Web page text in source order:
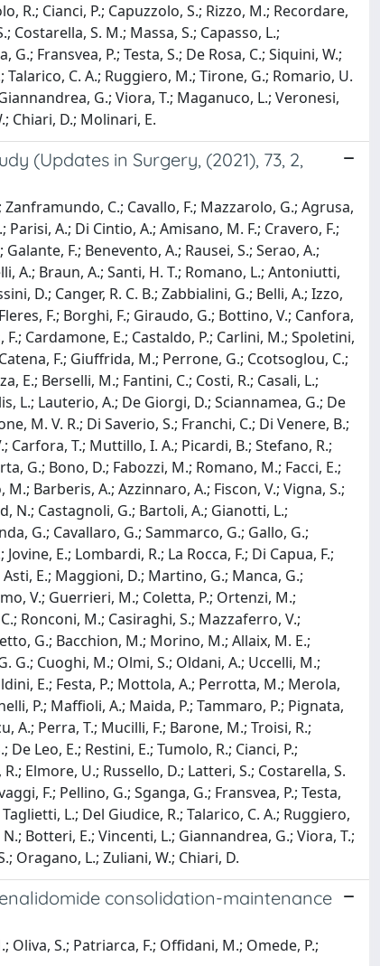
R.; Cianci, P.; Capuzzolo, S.; Rizzo, M.; Recordare,
Costarella, S. M.; Massa, S.; Capasso, L.;
Fransvea, P.; Testa, S.; De Rosa, C.; Siquini, W.;
Talarico, C. A.; Ruggiero, M.; Tirone, G.; Romario, U.
G.; Viora, T.; Maganuco, L.; Veronesi,
Chiari, D.; Molinari, E.
(Updates in Surgery, (2021), 73, 2,
C.; Cavallo, F.; Mazzarolo, G.; Agrusa,
A.; Di Cintio, A.; Amisano, M. F.; Cravero, F.;
F.; Benevento, A.; Rausei, S.; Serao, A.;
A.; Braun, A.; Santi, H. T.; Romano, L.; Antoniutti,
D.; Canger, R. C. B.; Zabbialini, G.; Belli, A.; Izzo,
F.; Borghi, F.; Giraudo, G.; Bottino, V.; Canfora,
Cardamone, E.; Castaldo, P.; Carlini, M.; Spoletini,
F.; Giuffrida, M.; Perrone, G.; Ccotsoglou, C.;
E.; Berselli, M.; Fantini, C.; Costi, R.; Casali, L.;
L.; Lauterio, A.; De Giorgi, D.; Sciannamea, G.; De
M. V. R.; Di Saverio, S.; Franchi, C.; Di Venere, B.;
Carfora, T.; Muttillo, I. A.; Picardi, B.; Stefano, R.;
G.; Bono, D.; Fabozzi, M.; Romano, M.; Facci, E.;
Barberis, A.; Azzinnaro, A.; Fiscon, V.; Vigna, S.;
N.; Castagnoli, G.; Bartoli, A.; Gianotti, L.;
G.; Cavallaro, G.; Sammarco, G.; Gallo, G.;
E.; Lombardi, R.; La Rocca, F.; Di Capua, F.;
E.; Maggioni, D.; Martino, G.; Manca, G.;
V.; Guerrieri, M.; Coletta, P.; Ortenzi, M.;
Ronconi, M.; Casiraghi, S.; Mazzaferro, V.;
G.; Bacchion, M.; Morino, M.; Allaix, M. E.;
G.; Cuoghi, M.; Olmi, S.; Oldani, A.; Uccelli, M.;
E.; Festa, P.; Mottola, A.; Perrotta, M.; Merola,
P.; Maffioli, A.; Maida, P.; Tammaro, P.; Pignata,
A.; Perra, T.; Mucilli, F.; Barone, M.; Troisi, R.;
Leo, E.; Restini, E.; Tumolo, R.; Cianci, P.;
Elmore, U.; Russello, D.; Latteri, S.; Costarella, S.
F.; Pellino, G.; Sganga, G.; Fransvea, P.; Testa,
L.; Del Giudice, R.; Talarico, C. A.; Ruggiero,
Botteri, E.; Vincenti, L.; Giannandrea, G.; Viora, T.;
Oragano, L.; Zuliani, W.; Chiari, D.
consolidation-maintenance
Oliva, S.; Patriarca, F.; Offidani, M.; Omede, P.;